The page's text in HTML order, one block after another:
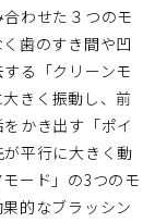
わせた３つのモ
歯のすき間や凹
る「クリーンモ
きく振動し、前
かき出す「ポイ
平行に大きく動
ード」の3つのモ
的なブラッシン